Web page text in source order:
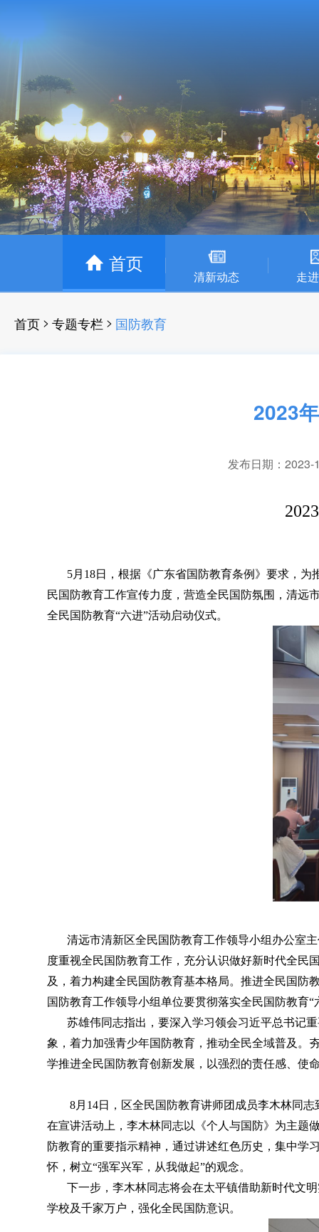
首页
清新动态 走
首页 > 专题专栏 > 国防教育
2023
发布日期：2023-
5月18日 ， 根据《广东省国防教育条例》要求，为
民国防教育工作宣传力度 ， 营造全民国防氛围，清远
全民国防教育“六进”活动启动仪式。
清远市清新区全民国防教育工作领导小组办公室主
度重视全民国防教育工作，充分认识做好新时代全民
及 ， 着力构建全民国防教育基本格局。推进全民国防
国防教育工作领导小组单位要贯彻落实全民国防教育
苏雄伟同志指出 ， 要深入学习领会习近平总书记
象，着力加强青少年国防教育 ， 推动全民全域普及。
学推进全民国防教育创新发展，以强烈的责任感、使
8月14日 ， 区全民国防教育讲师团成员李木林同
在宣讲活动上 ， 李木林同志以《个人与国防》为主题
防教育的重要指示精神，通过讲述红色历史 ， 集中学
怀，树立“强军兴军 ， 从我做起”的观念。
下一步 ， 李木林同志将会在太平镇借助新时代文
学校及千家万户，强化全民国防意识。